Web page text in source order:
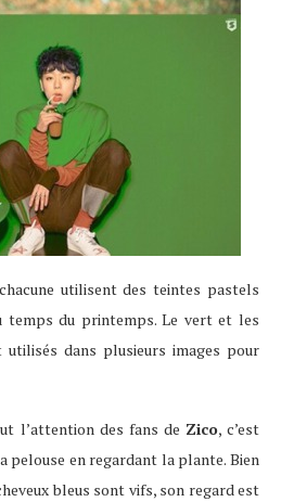
utilisent des teintes pastels
temps du printemps. Le vert et les
utilisés dans plusieurs images pour
l’attention des fans de Zico, c’est
pelouse en regardant la plante. Bien
bleus sont vifs, son regard est